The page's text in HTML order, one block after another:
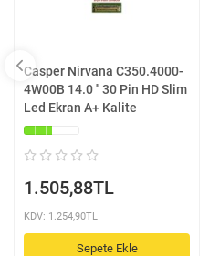
Casper Nirvana C350.4000-
4W00B 14.0 '' 30 Pin HD Slim
Led Ekran A+ Kalite
1.505,88TL
KDV: 1.254,90TL
Sepete Ekle